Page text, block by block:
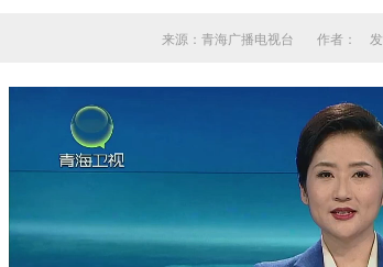
来源：青海广播电视台 作者：